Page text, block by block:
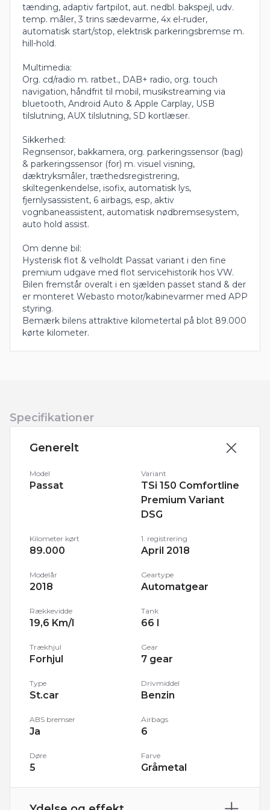
tænding, adaptiv fartpilot, aut. nedbl. bakspejl, udv.
temp. måler, 3 trins sædevarme, 4x el-ruder,
automatisk start/stop, elektrisk parkeringsbremse m.
hill-hold.
Multimedia:
Org. cd/radio m. ratbet., DAB+ radio, org. touch
navigation, håndfrit til mobil, musikstreaming via
bluetooth, Android Auto & Apple Carplay, USB
tilslutning, AUX tilslutning, SD kortlæser.
Sikkerhed:
Regnsensor, bakkamera, org. parkeringssensor (bag)
& parkeringssensor (for) m. visuel visning,
dæktryksmåler, træthedsregistrering,
skiltegenkendelse, isofix, automatisk lys,
fjernlysassistent, 6 airbags, esp, aktiv
vognbaneassistent, automatisk nødbremsesystem,
auto hold assist.
Om denne bil:
Hysterisk flot & velholdt Passat variant i den fine
premium udgave med flot servicehistorik hos VW.
Bilen fremstår overalt i en sjælden passet stand & der
er monteret Webasto motor/kabinevarmer med APP
styring.
Bemærk bilens attraktive kilometertal på blot 89.000
kørte kilometer.
Specifikationer
Generelt
Model
Passat
Variant
TSi 150 Comfortline
Premium Variant
DSG
Kilometer kørt
89.000
1. registrering
April 2018
Modelår
2018
Geartype
Automatgear
Rækkevidde
19,6 Km/l
Tank
66 l
Trækhjul
Forhjul
Gear
7 gear
Type
St.car
Drivmiddel
Benzin
ABS bremser
Ja
Airbags
6
Døre
5
Farve
Gråmetal